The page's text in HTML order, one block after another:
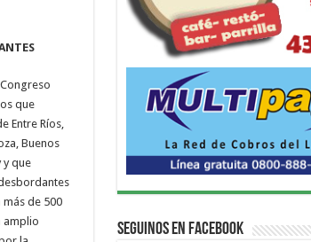
que
Entre Ríos,
Buenos
y que
de 500
amplio
Seguinos en Facebook